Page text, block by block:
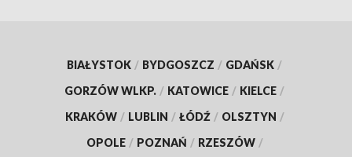
BIAŁYSTOK / BYDGOSZCZ / GDAŃSK /
GORZÓW WLKP. / KATOWICE / KIELCE /
KRAKÓW / LUBLIN / ŁÓDŹ / OLSZTYN /
OPOLE / POZNAŃ / RZESZÓW /